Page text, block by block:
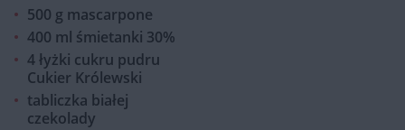
500 g mascarpone
400 ml śmietanki 30%
4 łyżki cukru pudru
Cukier Królewski
tabliczka białej
czekolady